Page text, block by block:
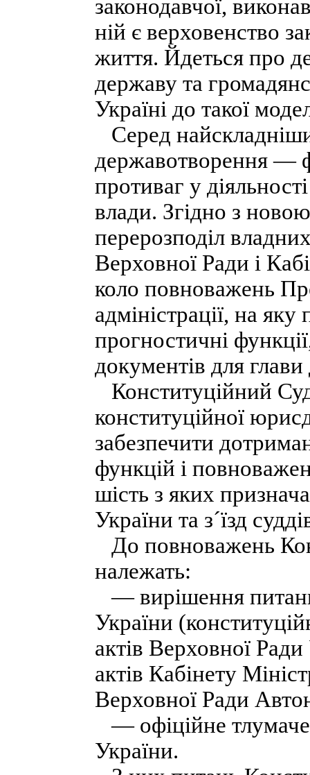
законодавчої,
ній є верховенство
життя. Йдеться про
державу та
Україні до такої
Серед
державотворення —
противаг у
влади. Згідно з
перерозподіл
Верховної Ради і
коло повноважень
адміністрації, на
прогностичні
документів для
Конституційний
конституційної
забезпечити
функцій і
шість з яких
України та з´їзд
До повноважень
належать:
— вирішення питань
України
актів Верховної
актів Кабінету
Верховної Ради
— офіційне
України.